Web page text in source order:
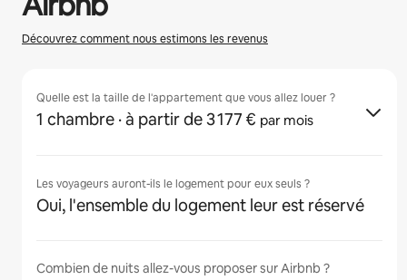
Découvrez comment nous estimons les revenus
Quelle est la taille de l'appartement que vous allez louer ?
1 chambre · à partir de 3 177 € par mois
Les voyageurs auront-ils le logement pour eux seuls ?
Oui, l'ensemble du logement leur est réservé
Combien de nuits allez-vous proposer sur Airbnb ?